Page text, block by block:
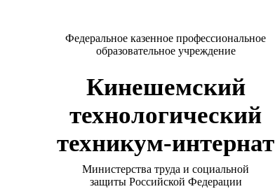
Федеральное казенное профессиональное
образовательное учреждение
Кинешемский
технологический
техникум-интернат
Министерства труда и социальной
защиты Российской Федерации